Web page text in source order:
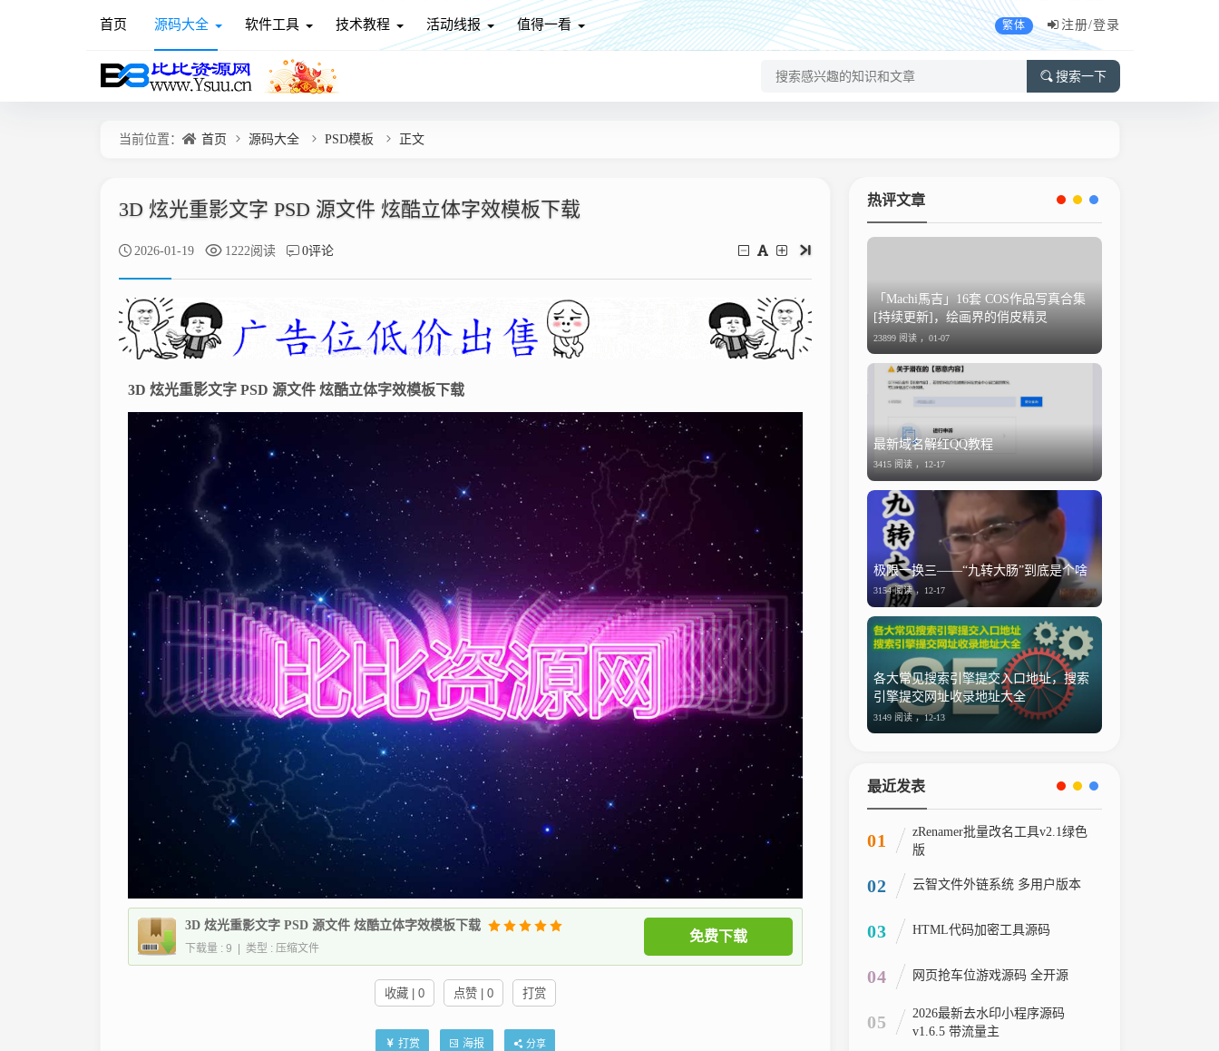
首页 源码大全 软件工具 技术教程 活动线报 值得一看 繁体 注册/登录
搜索一下
当前位置： 首页 源码大全 PSD模板 正文
3D 炫光重影文字 PSD 源文件 炫酷立体字效模板下载
2026-01-19 1222阅读 0评论
3D 炫光重影文字 PSD 源文件 炫酷立体字效模板下载
3D 炫光重影文字 PSD 源文件 炫酷立体字效模板下载
下载量 : 9 | 类型 : 压缩文件
免费下载
收藏 | 0 点赞 | 0 打赏
打赏 海报 分享
热评文章
「Machi馬吉」16套 COS作品写真合集
[持续更新]，绘画界的俏皮精灵
23899 阅读 ，01-07
最新域名解红QQ教程
3415 阅读 ， 12-17
极限一换三——“九转大肠”到底是个啥
3154 阅读 ， 12-17
各大常见搜索引擎提交入口地址，搜索
引擎提交网址收录地址大全
3149 阅读 ，12-13
最近发表
01
zRenamer批量改名工具v2.1绿色
版
02 云智文件外链系统 多用户版本
03 HTML代码加密工具源码
04 网页抢车位游戏源码 全开源
05
2026最新去水印小程序源码
v1.6.5 带流量主